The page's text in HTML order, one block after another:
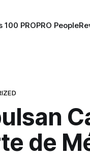
100 PROPRO People
de